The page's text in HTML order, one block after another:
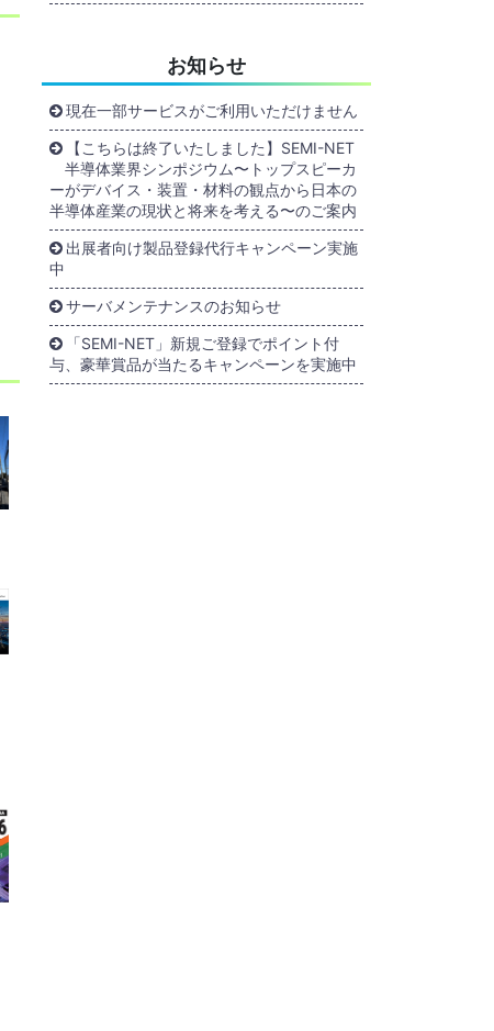
お知らせ
現在一部サービスがご利用いただけません
【こちらは終了いたしました】SEMI-NET
半導体業界シンポジウム〜トップスピーカ
ーがデバイス・装置・材料の観点から日本の
半導体産業の現状と将来を考える〜のご案内
出展者向け製品登録代行キャンペーン実施
中
サーバメンテナンスのお知らせ
「SEMI-NET」新規ご登録でポイント付
与、豪華賞品が当たるキャンペーンを実施中